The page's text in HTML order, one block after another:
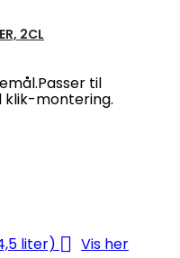
2CL
til
montering.
 Vis her